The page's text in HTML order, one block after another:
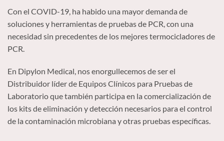
Con el COVID-19, ha habido una mayor demanda de
soluciones y herramientas de pruebas de PCR, con una
necesidad sin precedentes de los mejores termocicladores de
PCR.
En Dipylon Medical, nos enorgullecemos de ser el
Distribuidor líder de Equipos Clínicos para Pruebas de
Laboratorio que también participa en la comercialización de
los kits de eliminación y detección necesarios para el control
de la contaminación microbiana y otras pruebas específicas.